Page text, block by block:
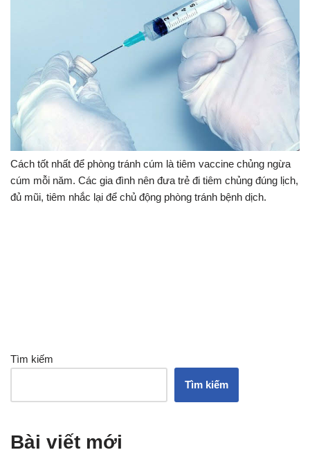
Cách tốt nhất để phòng tránh cúm là tiêm vaccine chủng ngừa
cúm mỗi năm. Các gia đình nên đưa trẻ đi tiêm chủng đúng lịch,
đủ mũi, tiêm nhắc lại để chủ động phòng tránh bệnh dịch.
Tìm kiếm
Tìm kiếm
Bài viết mới